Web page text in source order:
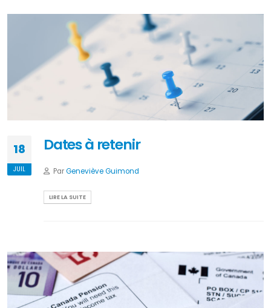
18
JUIL
Dates à retenir
ParGeneviève Guimond
LIRE LA SUITE